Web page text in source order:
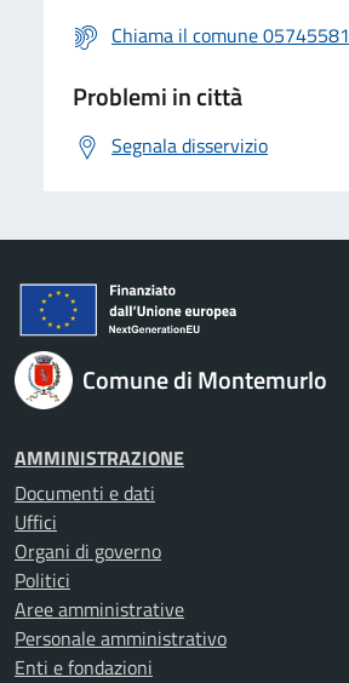
Chiama il comune 05745581
Problemi in città
Segnala disservizio
Comune di Montemurlo
AMMINISTRAZIONE
Documenti e dati
Uffici
Organi di governo
Politici
Aree amministrative
Personale amministrativo
Enti e fondazioni